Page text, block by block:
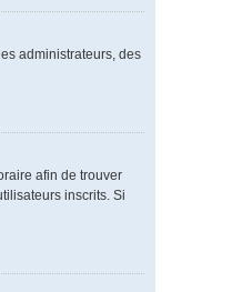
administrateurs, des
afin de trouver
inscrits. Si